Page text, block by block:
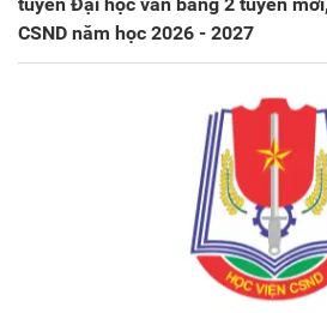
CSND năm học 2026 - 2027